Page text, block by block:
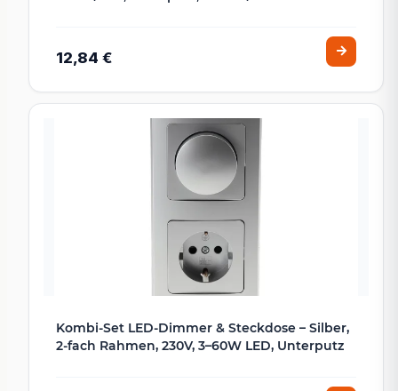
12,84 €
Kombi-Set LED-Dimmer & Steckdose – Silber,
2-fach Rahmen, 230V, 3–60W LED, Unterputz